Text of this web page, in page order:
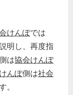
けんぽでは
明し、再度指
は協会けんぽ
んぽ側は社会
。